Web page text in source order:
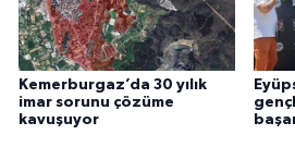
Kemerburgaz’da 30 yılık
imar sorunu çözüme
kavuşuyor